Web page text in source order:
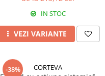
IN STOC
VEZI VARIANTE
-38% CORTEVA